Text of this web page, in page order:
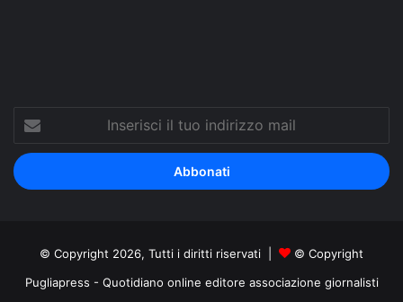
tuo
indirizzo
mail
© Copyright 2026, Tutti i diritti riservati |
© Copyright
Pugliapress - Quotidiano online editore associazione giornalisti